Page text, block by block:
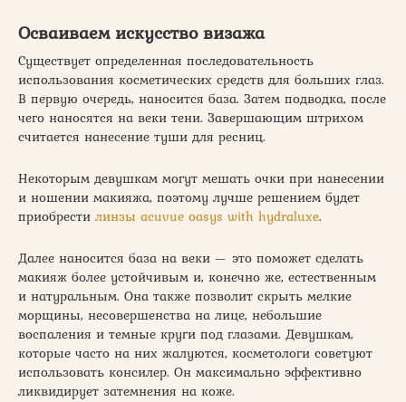
Осваиваем искусство визажа
Существует определенная последовательность
использования косметических средств для больших глаз.
В первую очередь, наносится база. Затем подводка, после
чего наносятся на веки тени. Завершающим штрихом
считается нанесение туши для ресниц.
Некоторым девушкам могут мешать очки при нанесении
и ношении макияжа, поэтому лучше решением будет
приобрести линзы acuvue oasys with hydraluxe.
Далее наносится база на веки — это поможет сделать
макияж более устойчивым и, конечно же, естественным
и натуральным. Она также позволит скрыть мелкие
морщины, несовершенства на лице, небольшие
воспаления и темные круги под глазами. Девушкам,
которые часто на них жалуются, косметологи советуют
использовать консилер. Он максимально эффективно
ликвидирует затемнения на коже.